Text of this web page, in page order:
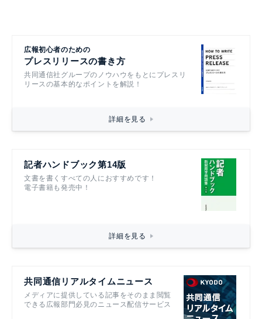
広報初心者のための
プレスリリースの書き方
共同通信社グループのノウハウをもとにプレスリ
リースの基本的なポイントを解説！
詳細を見る
記者ハンドブック第14版
文書を書くすべての人におすすめです！
電子書籍も発売中！
詳細を見る
共同通信リアルタイムニュース
メディアに提供している記事をそのまま閲覧
できる広報部門必見のニュース配信サービス